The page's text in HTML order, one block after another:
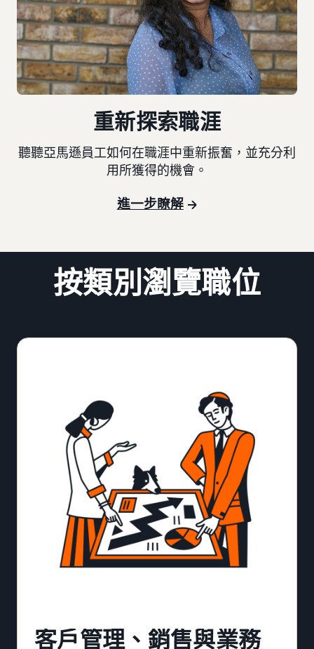
重新探索職涯
聽聽亞馬遜員工如何在職涯中重新振奮，並充分利
用所獲得的機會。
進一步瞭解
按類別瀏覽職位
客戶管理、銷售與業務